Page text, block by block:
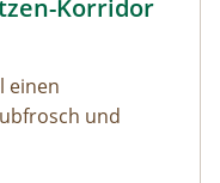
Korridor
einen
und